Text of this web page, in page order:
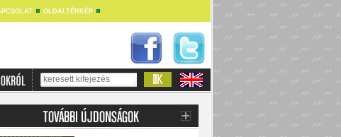
OLDALTÉRKÉP